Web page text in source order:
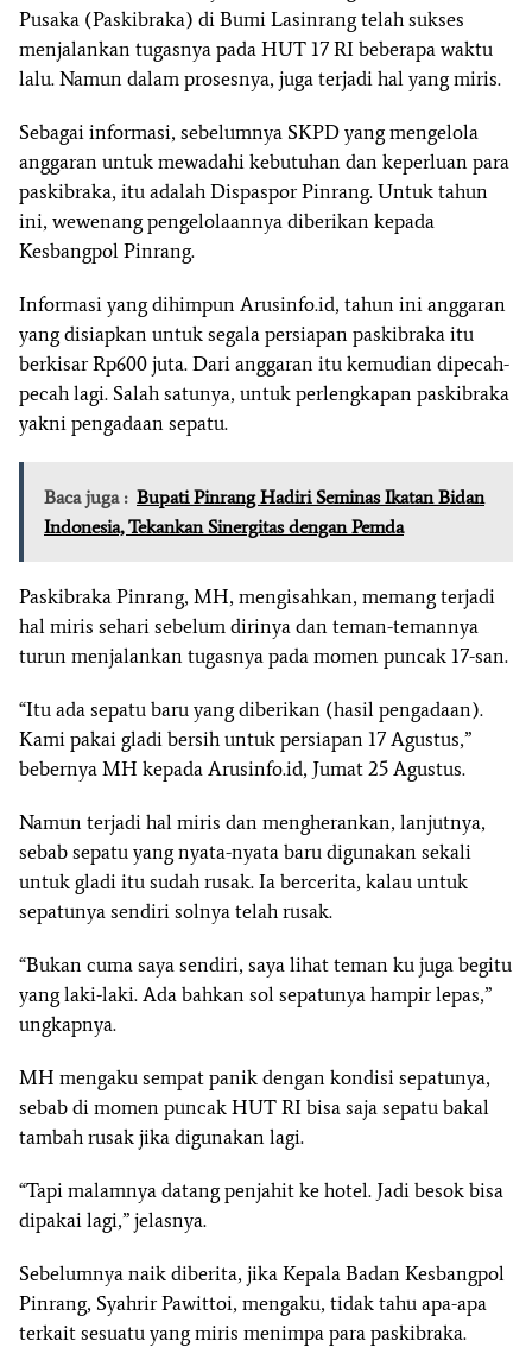
Pusaka (Paskibraka) di Bumi Lasinrang telah sukses
menjalankan tugasnya pada HUT 17 RI beberapa waktu
lalu. Namun dalam prosesnya, juga terjadi hal yang miris.
Sebagai informasi, sebelumnya SKPD yang mengelola
anggaran untuk mewadahi kebutuhan dan keperluan para
paskibraka, itu adalah Dispaspor Pinrang. Untuk tahun
ini, wewenang pengelolaannya diberikan kepada
Kesbangpol Pinrang.
Informasi yang dihimpun Arusinfo.id, tahun ini anggaran
yang disiapkan untuk segala persiapan paskibraka itu
berkisar Rp600 juta. Dari anggaran itu kemudian dipecah-
pecah lagi. Salah satunya, untuk perlengkapan paskibraka
yakni pengadaan sepatu.
Baca juga : Bupati Pinrang Hadiri Seminas Ikatan Bidan
Indonesia, Tekankan Sinergitas dengan Pemda
Paskibraka Pinrang, MH, mengisahkan, memang terjadi
hal miris sehari sebelum dirinya dan teman-temannya
turun menjalankan tugasnya pada momen puncak 17-san.
“Itu ada sepatu baru yang diberikan (hasil pengadaan).
Kami pakai gladi bersih untuk persiapan 17 Agustus,”
bebernya MH kepada Arusinfo.id, Jumat 25 Agustus.
Namun terjadi hal miris dan mengherankan, lanjutnya,
sebab sepatu yang nyata-nyata baru digunakan sekali
untuk gladi itu sudah rusak. Ia bercerita, kalau untuk
sepatunya sendiri solnya telah rusak.
“Bukan cuma saya sendiri, saya lihat teman ku juga begitu
yang laki-laki. Ada bahkan sol sepatunya hampir lepas,”
ungkapnya.
MH mengaku sempat panik dengan kondisi sepatunya,
sebab di momen puncak HUT RI bisa saja sepatu bakal
tambah rusak jika digunakan lagi.
“Tapi malamnya datang penjahit ke hotel. Jadi besok bisa
dipakai lagi,” jelasnya.
Sebelumnya naik diberita, jika Kepala Badan Kesbangpol
Pinrang, Syahrir Pawittoi, mengaku, tidak tahu apa-apa
terkait sesuatu yang miris menimpa para paskibraka.